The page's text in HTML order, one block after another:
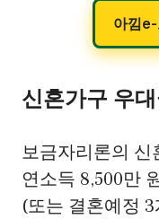
아낌
신혼가구 우
보금자리론의
연소득 8,500만
(또는 결혼예정